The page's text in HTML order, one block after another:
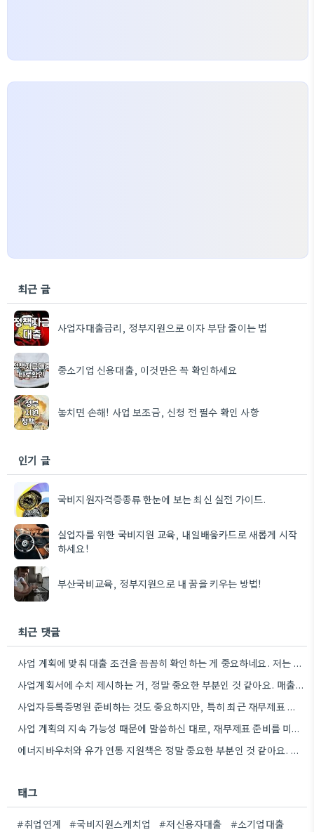
최근 글
사업자대출금리, 정부지원으로 이자 부담 줄이는 법
중소기업 신용대출, 이것만은 꼭 확인하세요
놓치면 손해! 사업 보조금, 신청 전 필수 확인 사항
인기 글
국비지원자격증종류 한눈에 보는 최신 실전 가이드.
실업자를 위한 국비지원 교육, 내일배움카드로 새롭게 시작
하세요!
부산국비교육, 정부지원으로 내 꿈을 키우는 방법!
최근 댓글
사업 계획에 맞춰 대출 조건을 꼼꼼히 확인하는 게 중요하네요. 저는 사업 확장 시 금리 변화를…
사업계획서에 수치 제시하는 거, 정말 중요한 부분인 것 같아요. 매출 성장률이나 고용 목표를 구체적으로 적으면…
사업자등록증명원 준비하는 것도 중요하지만, 특히 최근 재무제표 유효기간 꼭 확인해야 해요. 제가 최근 사업 계획서…
사업 계획의 지속 가능성 때문에 말씀하신 대로, 재무제표 준비를 미리 해두는 게 정말 중요하네요. 특히…
에너지바우처와 유가 연동 지원책은 정말 중요한 부분인 것 같아요. 특히 농어민분들이 에너지 가격 변동에 덜…
태그
#취업연계 #국비지원스케치업 #저신용자대출 #소기업대출